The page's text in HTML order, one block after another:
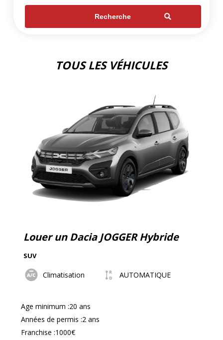
Recherche
TOUS LES VÉHICULES
Louer un Dacia JOGGER Hybride
SUV
Climatisation AUTOMATIQUE
Age minimum :20 ans
Années de permis :2 ans
Franchise :1000€